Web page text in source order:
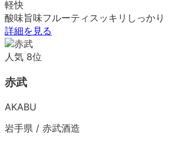
軽快
酸味旨味フルーティ スッキリ しっかり
詳細を見る
人気 8位
赤武
AKABU
岩手県 / 赤武酒造